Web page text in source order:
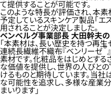
て提供することが可能です。
このような特長が評価され、本
予定しているスキンケア製品「エ
用されることが決定しました。
ベンベルグ事業部長 大田幹夫の
「本素材は、長い歴史を持つ再
連続長繊維不織布『ベンリーゼ®
素材です。化粧品をはじめとす
な価値を提供し、世界の人びと
けるものと期待しています。当
な可能性を追求し、多様な産業
まいります」